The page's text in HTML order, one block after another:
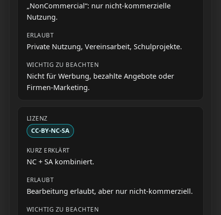
„NonCommercial“: nur nicht-kommerzielle
Nutzung.
Private Nutzung, Vereinsarbeit, Schulprojekte.
Nicht für Werbung, bezahlte Angebote oder
Firmen-Marketing.
CC-BY-NC-SA
NC + SA kombiniert.
Bearbeitung erlaubt, aber nur nicht-kommerziell.